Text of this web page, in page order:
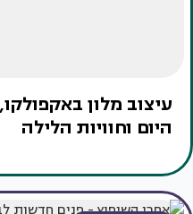
עיצוב מלון
היום וחוויות הלילה